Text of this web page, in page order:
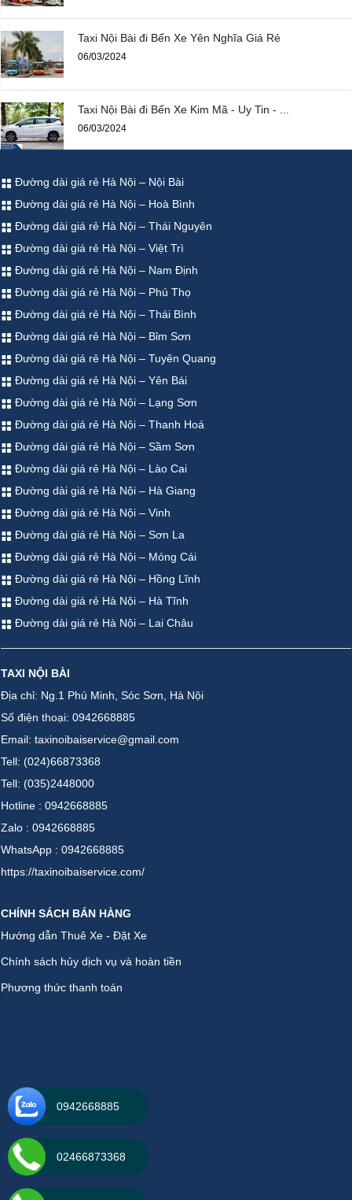
Taxi Nội Bài đi Bến Xe Yên Nghĩa Giá Rẻ
06/03/2024
Taxi Nội Bài đi Bến Xe Kim Mã - Uy Tin - ...
06/03/2024
Đường dài giá rẻ Hà Nội – Nội Bài
Đường dài giá rẻ Hà Nội – Hoà Bình
Đường dài giá rẻ Hà Nội – Thái Nguyên
Đường dài giá rẻ Hà Nội – Việt Trì
Đường dài giá rẻ Hà Nội – Nam Định
Đường dài giá rẻ Hà Nội – Phú Thọ
Đường dài giá rẻ Hà Nội – Thái Bình
Đường dài giá rẻ Hà Nội – Bỉm Sơn
Đường dài giá rẻ Hà Nội – Tuyên Quang
Đường dài giá rẻ Hà Nội – Yên Bái
Đường dài giá rẻ Hà Nội – Lạng Sơn
Đường dài giá rẻ Hà Nội – Thanh Hoá
Đường dài giá rẻ Hà Nội – Sầm Sơn
Đường dài giá rẻ Hà Nội – Lào Cai
Đường dài giá rẻ Hà Nội – Hà Giang
Đường dài giá rẻ Hà Nội – Vinh
Đường dài giá rẻ Hà Nội – Sơn La
Đường dài giá rẻ Hà Nội – Móng Cái
Đường dài giá rẻ Hà Nội – Hồng Lĩnh
Đường dài giá rẻ Hà Nội – Hà Tĩnh
Đường dài giá rẻ Hà Nội – Lai Châu
TAXI NỘI BÀI
Địa chỉ: Ng.1 Phú Minh, Sóc Sơn, Hà Nội
Số điện thoại: 0942668885
Email: taxinoibaiservice@gmail.com
Tell: (024)66873368
Tell: (035)2448000
Hotline : 0942668885
Zalo : 0942668885
WhatsApp : 0942668885
https://taxinoibaiservice.com/
CHÍNH SÁCH BÁN HÀNG
Hướng dẫn Thuê Xe - Đặt Xe
Chính sách hủy dịch vụ và hoàn tiền
Phương thức thanh toán
0942668885
02466873368